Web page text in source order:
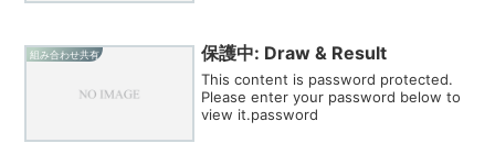
組み合わせ共有 保護中: Draw & Result
This content is password protected.
Please enter your password below to
view it.password